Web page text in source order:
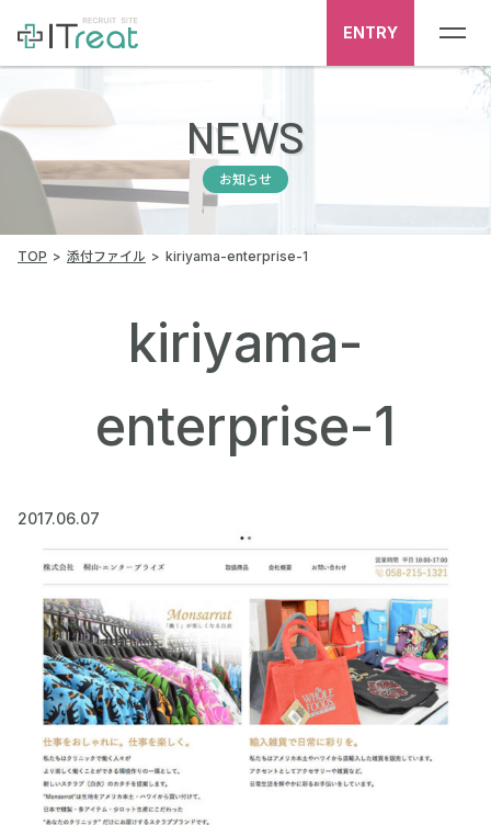
ENTRY
NEWS
お知らせ
TOP 添付ファイル kiriyama-enterprise-1
kiriyama-
enterprise-1
2017.06.07